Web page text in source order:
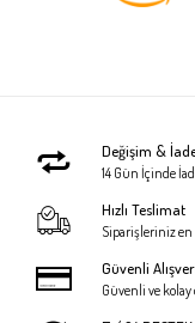
Değişim &
14 Gün İçinde
Hızlı Teslimat
Siparişleriniz en
Güvenli
Güvenli ve